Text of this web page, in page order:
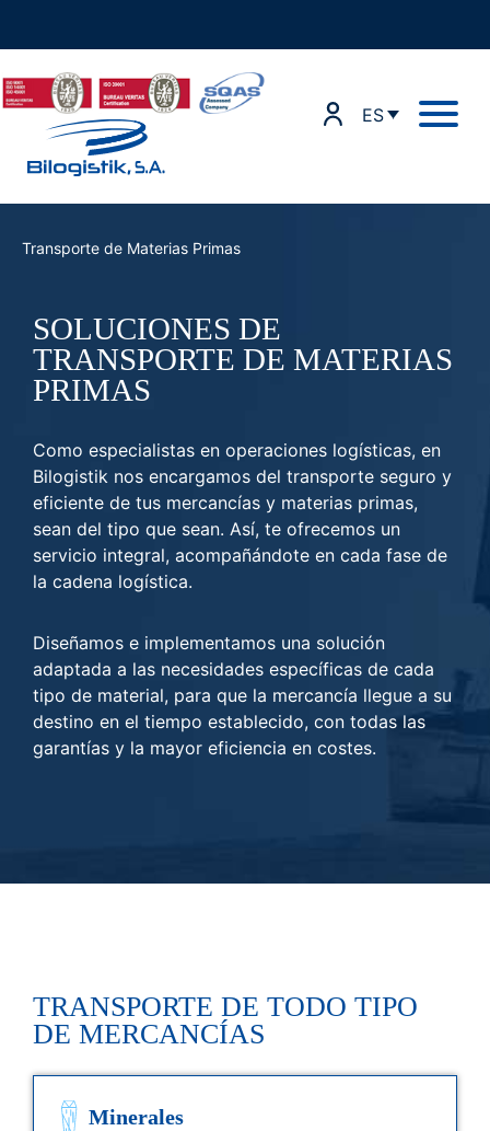
ES
Transporte de Materias Primas
SOLUCIONES DE
TRANSPORTE DE MATERIAS
PRIMAS
Como especialistas en operaciones logísticas, en
Bilogistik nos encargamos del transporte seguro y
eficiente de tus mercancías y materias primas,
sean del tipo que sean. Así, te ofrecemos un
servicio integral, acompañándote en cada fase de
la cadena logística.
Diseñamos e implementamos una solución
adaptada a las necesidades específicas de cada
tipo de material, para que la mercancía llegue a su
destino en el tiempo establecido, con todas las
garantías y la mayor eficiencia en costes.
TRANSPORTE DE TODO TIPO
DE MERCANCÍAS
Minerales